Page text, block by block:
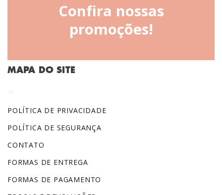
Confira nossas
promoções!
MAPA DO SITE
POLÍTICA DE PRIVACIDADE
POLÍTICA DE SEGURANÇA
CONTATO
FORMAS DE ENTREGA
FORMAS DE PAGAMENTO